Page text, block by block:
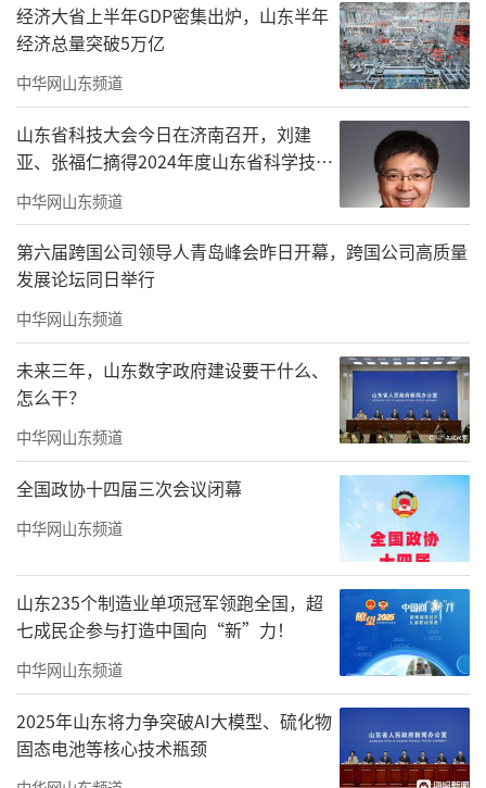
经济大省上半年GDP密集出炉，山东半年
经济总量突破5万亿
中华网山东频道
山东省科技大会今日在济南召开，刘建
亚、张福仁摘得2024年度山东省科学技术
奖最高奖！
中华网山东频道
第六届跨国公司领导人青岛峰会昨日开幕，跨国公司高质量
发展论坛同日举行
中华网山东频道
未来三年，山东数字政府建设要干什么、
怎么干？
中华网山东频道
全国政协十四届三次会议闭幕
中华网山东频道
山东235个制造业单项冠军领跑全国，超
七成民企参与打造中国向“新”力！
中华网山东频道
2025年山东将力争突破AI大模型、硫化物
固态电池等核心技术瓶颈